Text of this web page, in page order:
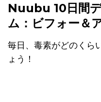
Nuubu 10日間
ム：ビフォー＆
毎日、毒素がどのくら
ょう！